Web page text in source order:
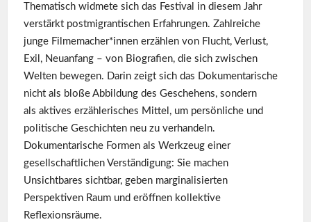
Thematisch widmete sich das Festival in diesem Jahr
verstärkt postmigrantischen Erfahrungen. Zahlreiche
junge Filmemacher*innen erzählen von Flucht, Verlust,
Exil, Neuanfang – von Biografien, die sich zwischen
Welten bewegen. Darin zeigt sich das Dokumentarische
nicht als bloße Abbildung des Geschehens, sondern
als aktives erzählerisches Mittel, um persönliche und
politische Geschichten neu zu verhandeln.
Dokumentarische Formen als Werkzeug einer
gesellschaftlichen Verständigung: Sie machen
Unsichtbares sichtbar, geben marginalisierten
Perspektiven Raum und eröffnen kollektive
Reflexionsräume.